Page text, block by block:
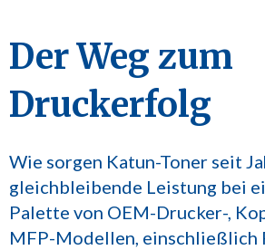
Der Weg zum
Druckerfolg
Wie sorgen Katun-Toner seit
gleichbleibende Leistung bei
Palette von OEM-Drucker-,
MFP-Modellen, einschließlich